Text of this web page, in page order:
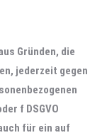
Gründen, die
jederzeit gegen
f DSGVO
für ein auf